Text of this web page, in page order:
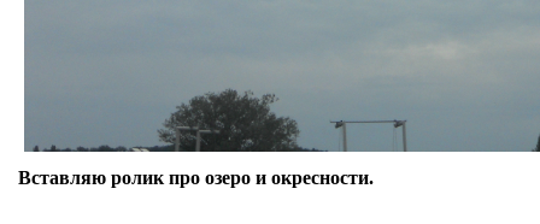
Вставляю ролик про озеро и окресности.